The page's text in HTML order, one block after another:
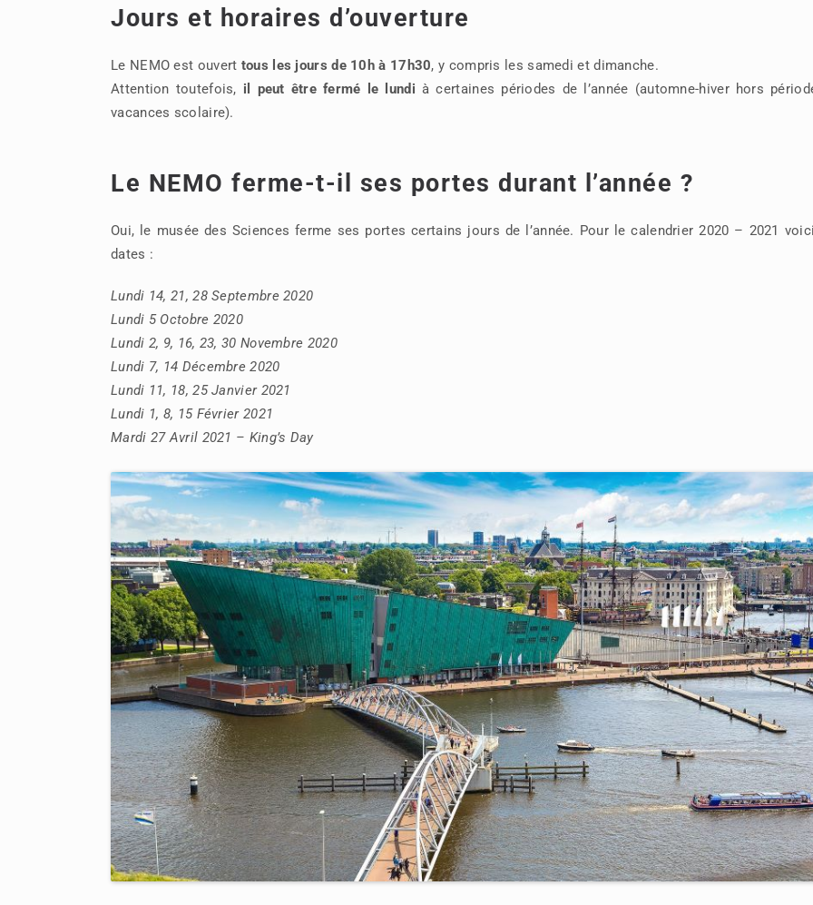
Jours et horaires d’ouverture
Le NEMO est ouvert tous les jours de 10h à 17h30, y compris les samedi et dimanche.
Attention toutefois, il peut être fermé le lundi à certaines périodes de l’année (automne-hiver hors
vacances scolaire).
Le NEMO ferme-t-il ses portes durant l’année ?
Oui, le musée des Sciences ferme ses portes certains jours de l’année. Pour le calendrier 2020 – 2021
dates :
Lundi 14, 21, 28 Septembre 2020
Lundi 5 Octobre 2020
Lundi 2, 9, 16, 23, 30 Novembre 2020
Lundi 7, 14 Décembre 2020
Lundi 11, 18, 25 Janvier 2021
Lundi 1, 8, 15 Février 2021
Mardi 27 Avril 2021 – King’s Day